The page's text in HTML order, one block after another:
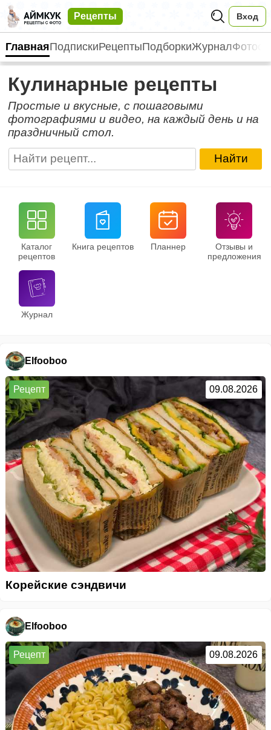
Рецепты Вход
ГлавнаяПодпискиРецептыПодборкиЖурнал
Кулинарные рецепты
Простые и вкусные, с пошаговыми
фотографиями и видео, на каждый день и на
праздничный стол.
Найти
Каталог
рецептов
Книга рецептов Планнер
Отзывы и
предложения
Журнал
Elfooboo
Рецепт 09.08.2026
Корейские сэндвичи
Elfooboo
Рецепт 09.08.2026